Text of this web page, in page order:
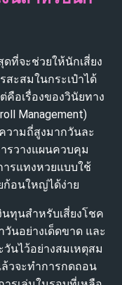
ที่จะช่วยให้นักเสี่ยง
สะสมในกระเป๋าได้
คือเรื่องของวินัยทาง
Management)
วามถี่สูงมากวันละ
รวางแผนควบคุม
รแทงหวยแบบใช้
อนใหญ่ได้ง่าย
ทุนสำหรับเสี่ยงโชค
นอย่างเด็ดขาด และ
นไว้อย่างสมเหตุสม
ล้วจะทำการกดถอน